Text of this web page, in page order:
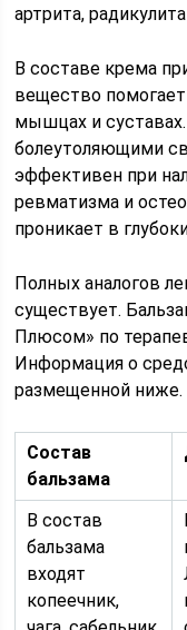
артрита,
В составе крема
вещество помогает
мышцах и
болеутоляющими
эффективен при
ревматизма и
проникает в
Полных аналогов
существует.
Плюсом» по
Информация о
размещенной ниже.
Состав
бальзама
В состав
бальзама
входят
копеечник,